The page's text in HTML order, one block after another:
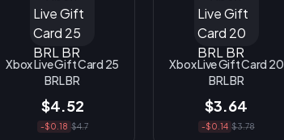
Xbox Live Gift Card 25
BRL BR
$4.52
-$0.18 $4.7
Xbox Live Gift Card 20
BRL BR
$3.64
-$0.14 $3.78